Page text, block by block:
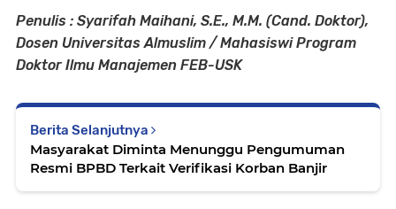
Penulis : Syarifah Maihani, S.E., M.M. (Cand. Doktor),
Dosen Universitas Almuslim / Mahasiswi Program
Doktor Ilmu Manajemen FEB-USK
Berita Selanjutnya
Masyarakat Diminta Menunggu Pengumuman
Resmi BPBD Terkait Verifikasi Korban Banjir